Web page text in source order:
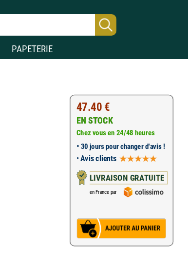
PAPETERIE
47.40 €
EN STOCK
Chez vous en 24/48 heures
• 30 jours pour changer d'avis !
•Avis clients
LIVRAISON GRATUITE
en France par